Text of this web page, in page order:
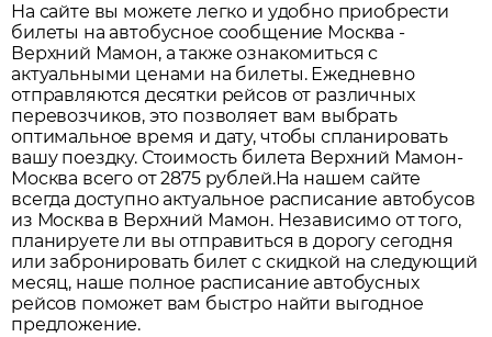
На сайте вы можете легко и удобно приобрести
билеты на автобусное сообщение Москва -
Верхний Мамон, а также ознакомиться с
актуальными ценами на билеты. Ежедневно
отправляются десятки рейсов от различных
перевозчиков, это позволяет вам выбрать
оптимальное время и дату, чтобы спланировать
вашу поездку. Стоимость билета Верхний Мамон-
Москва всего от 2875 рублей.На нашем сайте
всегда доступно актуальное расписание автобусов
из Москва в Верхний Мамон. Независимо от того,
планируете ли вы отправиться в дорогу сегодня
или забронировать билет с скидкой на следующий
месяц, наше полное расписание автобусных
рейсов поможет вам быстро найти выгодное
предложение.